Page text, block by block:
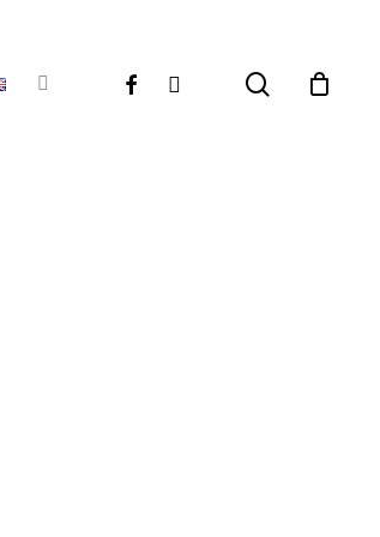
facebookinstagram
Cart